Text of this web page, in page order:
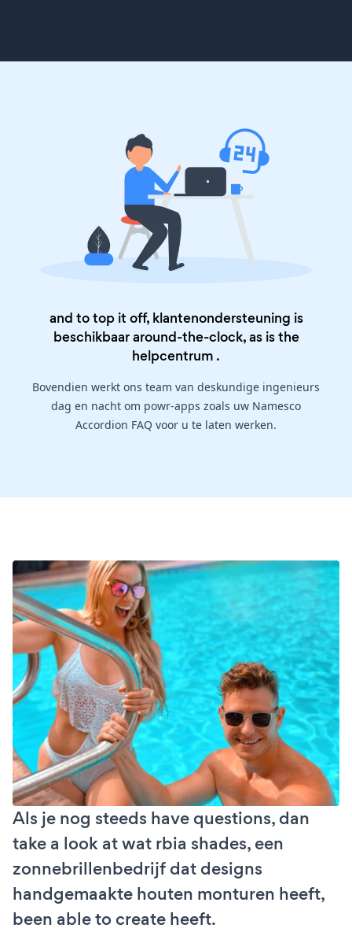
and to top it off, klantenondersteuning is
beschikbaar around-the-clock, as is the
helpcentrum .
Bovendien werkt ons team van deskundige ingenieurs
dag en nacht om powr-apps zoals uw Namesco
Accordion FAQ voor u te laten werken.
Als je nog steeds have questions, dan
take a look at wat rbia shades, een
zonnebrillenbedrijf dat designs
handgemaakte houten monturen heeft,
been able to create heeft.